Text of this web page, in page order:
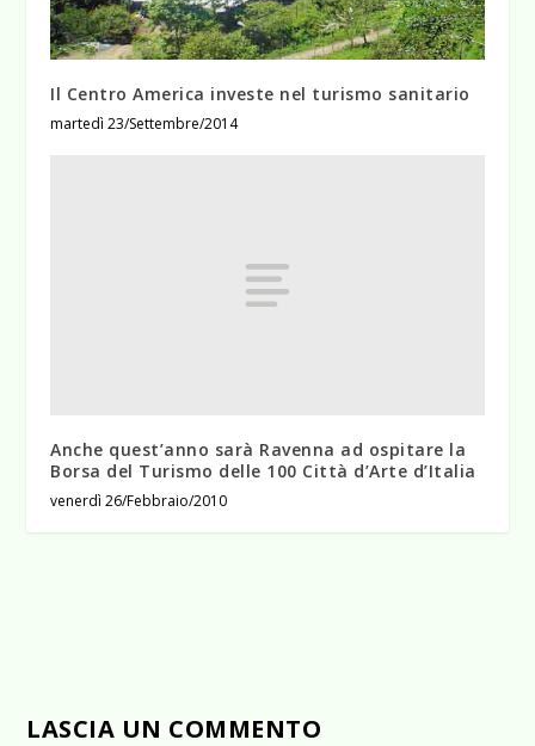
Il Centro America investe nel turismo sanitario
martedì 23/Settembre/2014
Anche quest’anno sarà Ravenna ad ospitare la
Borsa del Turismo delle 100 Città d’Arte d’Italia
venerdì 26/Febbraio/2010
LASCIA UN COMMENTO